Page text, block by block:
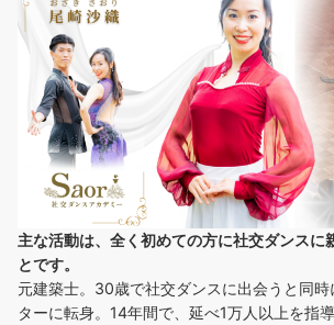
主な活動は、全く初めての方に社交ダンスに
とです。
元建築士。30歳で社交ダンスに出会うと同時
ターに転身。14年間で、延べ1万人以上を指導